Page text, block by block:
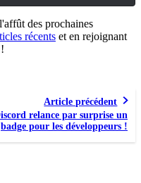
des prochaines
récents et en rejoignant
!
Article précédent
relance par surprise un
badge pour les développeurs !